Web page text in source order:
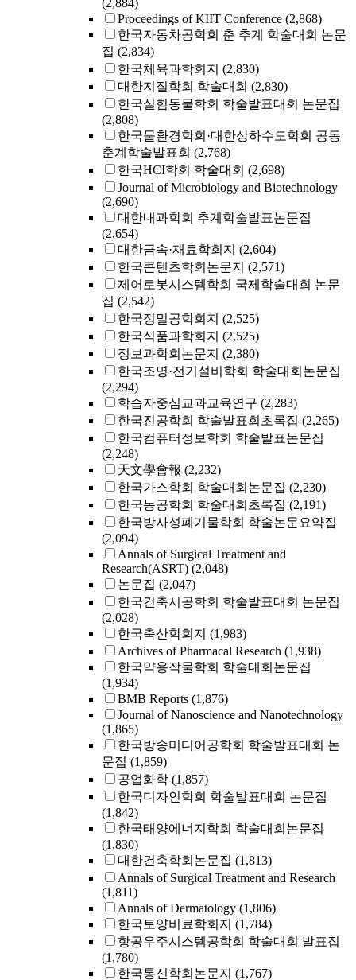
(2,884)
Proceedings of KIIT Conference (2,868)
한국자동차공학회 춘 추계 학술대회 논문
집 (2,834)
한국체육과학회지 (2,830)
대한지질학회 학술대회 (2,830)
한국실험동물학회 학술발표대회 논문집
(2,808)
한국물환경학회·대한상하수도학회 공동
춘계학술발표회 (2,768)
한국HCI학회 학술대회 (2,698)
Journal of Microbiology and Biotechnology
(2,690)
대한내과학회 추계학술발표논문집
(2,654)
대한금속·재료학회지 (2,604)
한국콘텐츠학회논문지 (2,571)
제어로봇시스템학회 국제학술대회 논문
집 (2,542)
한국정밀공학회지 (2,525)
한국식품과학회지 (2,525)
정보과학회논문지 (2,380)
한국조명·전기설비학회 학술대회논문집
(2,294)
학습자중심교과교육연구 (2,283)
한국진공학회 학술발표회초록집 (2,265)
한국컴퓨터정보학회 학술발표논문집
(2,248)
天文學會報 (2,232)
한국가스학회 학술대회논문집 (2,230)
한국농공학회 학술대회초록집 (2,191)
한국방사성폐기물학회 학술논문요약집
(2,094)
Annals of Surgical Treatment and
Research(ASRT) (2,048)
논문집 (2,047)
한국건축시공학회 학술발표대회 논문집
(2,028)
한국축산학회지 (1,983)
Archives of Pharmacal Research (1,938)
한국약용작물학회 학술대회논문집
(1,934)
BMB Reports (1,876)
Journal of Nanoscience and Nanotechnology
(1,865)
한국방송미디어공학회 학술발표대회 논
문집 (1,859)
공업화학 (1,857)
한국디자인학회 학술발표대회 논문집
(1,842)
한국태양에너지학회 학술대회논문집
(1,830)
대한건축학회논문집 (1,813)
Annals of Surgical Treatment and Research
(1,811)
Annals of Dermatology (1,806)
한국토양비료학회지 (1,784)
항공우주시스템공학회 학술대회 발표집
(1,780)
한국통신학회논문지 (1,767)